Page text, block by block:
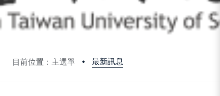
目前位置：主選單 最新訊息